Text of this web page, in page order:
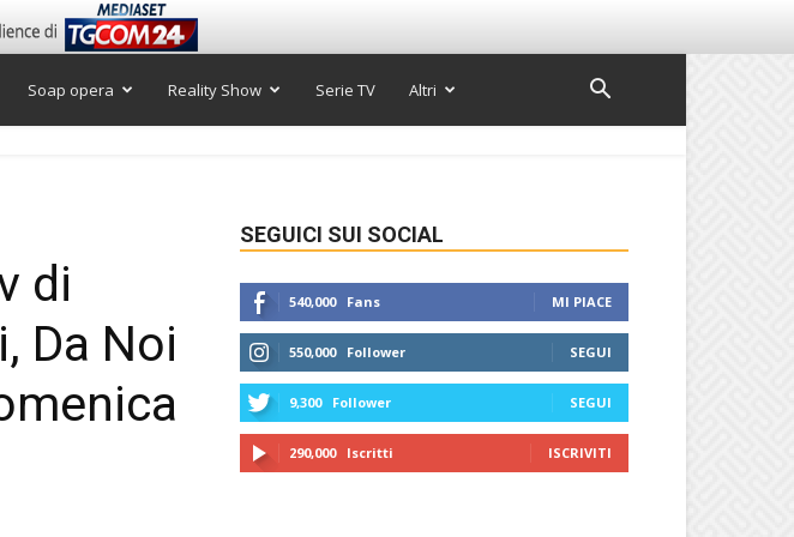
Soap opera Reality Show Serie TV Altri
di
Da Noi
SEGUICI SUI SOCIAL
540,000 Fans MI PIACE
550,000 Follower SEGUI
9,300 Follower SEGUI
290,000 Iscritti ISCRIVITI